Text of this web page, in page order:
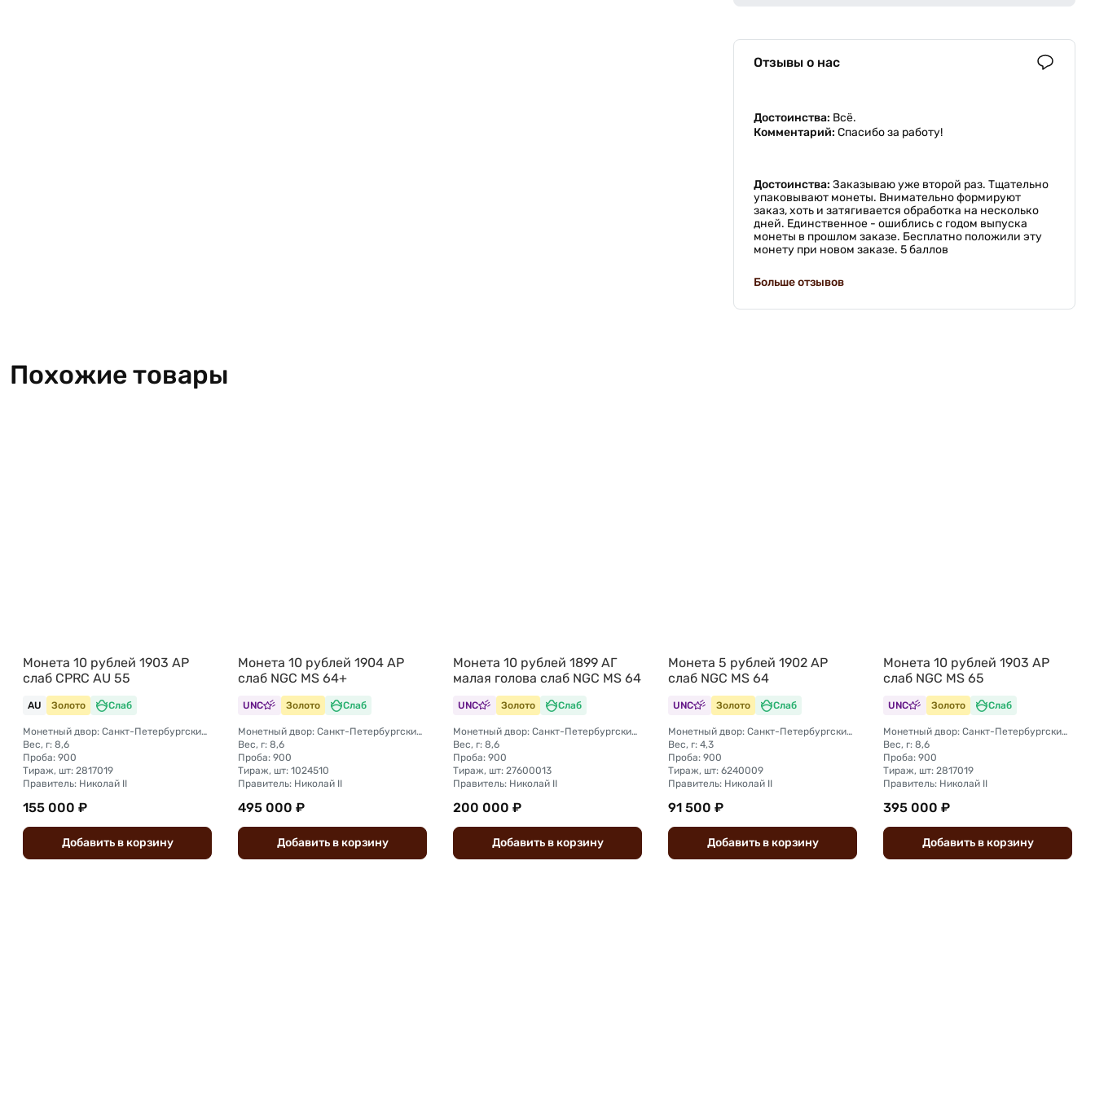
Отзывы о нас
Достоинства: Всё.
Комментарий: Спасибо за работу!
Достоинства: Заказываю уже второй раз. Тщательно
упаковывают монеты. Внимательно формируют
заказ, хоть и затягивается обработка на несколько
дней. Единственное - ошиблись с годом выпуска
монеты в прошлом заказе. Бесплатно положили эту
монету при новом заказе. 5 баллов
Больше отзывов
Похожие товары
Монета 10 рублей 1903 АР
слаб CPRC AU 55
AU Золото Слаб
Монетный двор: Санкт-Петербургский монетный двор
Вес, г: 8,6
Проба: 900
Тираж, шт: 2817019
Правитель: Николай II
155 000 ₽
Добавить вкорзину
Монета 10 рублей 1904 АР
слаб NGC MS 64+
UNC Золото Слаб
Монетный двор: Санкт-Петербургский монетный двор
Вес, г: 8,6
Проба: 900
Тираж, шт: 1024510
Правитель: Николай II
495 000 ₽
Добавить вкорзину
Монета 10 рублей 1899 АГ
малая голова слаб NGC MS 64
UNC Золото Слаб
Монетный двор: Санкт-Петербургский монетный двор
Вес, г: 8,6
Проба: 900
Тираж, шт: 27600013
Правитель: Николай II
200 000 ₽
Добавить вкорзину
Монета 5 рублей 1902 АР
слаб NGC MS 64
UNC Золото Слаб
Монетный двор: Санкт-Петербургский монетный двор
Вес, г: 4,3
Проба: 900
Тираж, шт: 6240009
Правитель: Николай II
91 500 ₽
Добавить вкорзину
Монета 10 рублей 1903 АР
слаб NGC MS 65
UNC Золото Слаб
Монетный двор: Санкт-Петербургский монетный двор
Вес, г: 8,6
Проба: 900
Тираж, шт: 2817019
Правитель: Николай II
395 000 ₽
Добавить вкорзину